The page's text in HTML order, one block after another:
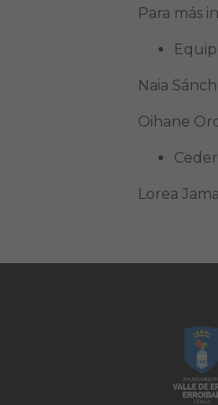
Para más
Naia
Oihane
Lorea